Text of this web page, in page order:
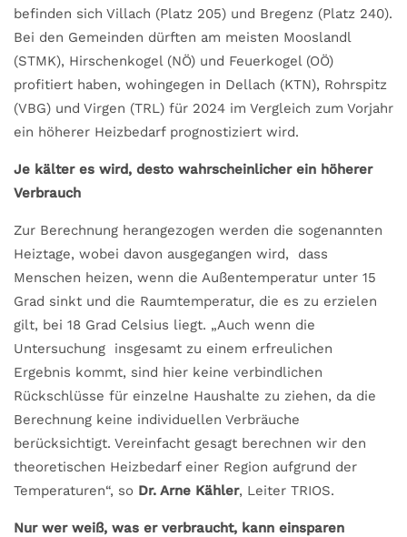
befinden sich Villach (Platz 205) und Bregenz (Platz 240).
Bei den Gemeinden dürften am meisten Mooslandl
(STMK), Hirschenkogel (NÖ) und Feuerkogel (OÖ)
profitiert haben, wohingegen in Dellach (KTN), Rohrspitz
(VBG) und Virgen (TRL) für 2024 im Vergleich zum Vorjahr
ein höherer Heizbedarf prognostiziert wird.
Je kälter es wird, desto wahrscheinlicher ein höherer
Verbrauch
Zur Berechnung herangezogen werden die sogenannten
Heiztage, wobei davon ausgegangen wird, dass
Menschen heizen, wenn die Außentemperatur unter 15
Grad sinkt und die Raumtemperatur, die es zu erzielen
gilt, bei 18 Grad Celsius liegt. „Auch wenn die
Untersuchung insgesamt zu einem erfreulichen
Ergebnis kommt, sind hier keine verbindlichen
Rückschlüsse für einzelne Haushalte zu ziehen, da die
Berechnung keine individuellen Verbräuche
berücksichtigt. Vereinfacht gesagt berechnen wir den
theoretischen Heizbedarf einer Region aufgrund der
Temperaturen“, so Dr. Arne Kähler, Leiter TRIOS.
Nur wer weiß, was er verbraucht, kann einsparen